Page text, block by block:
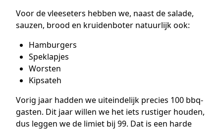
Voor de vleeseters hebben we, naast de salade,
sauzen, brood en kruidenboter natuurlijk ook:
Hamburgers
Speklapjes
Worsten
Kipsateh
Vorig jaar hadden we uiteindelijk precies 100 bbq-
gasten. Dit jaar willen we het iets rustiger houden,
dus leggen we de limiet bij 99. Dat is een harde